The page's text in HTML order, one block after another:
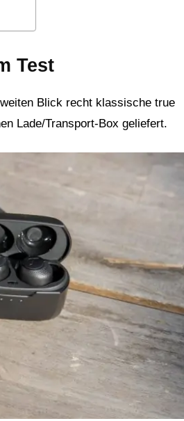
Test
Blick recht klassische true
Lade/Transport-Box geliefert.